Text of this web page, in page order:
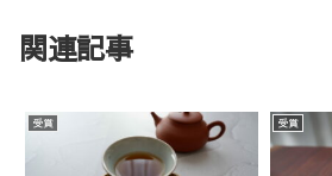
関連記事
受賞 受賞